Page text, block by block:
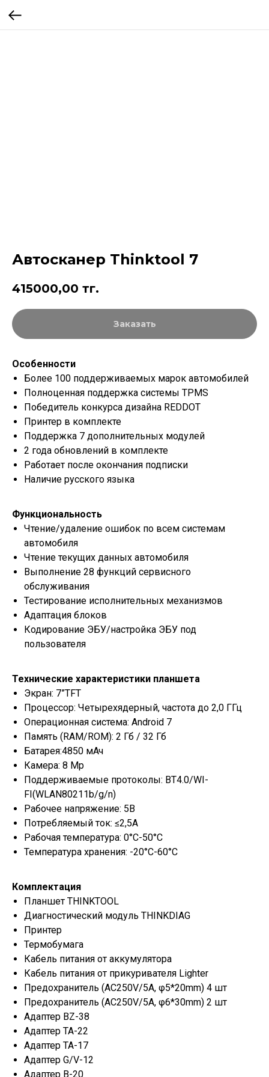
Автосканер Thinktool 7
415000,00 тг.
Заказать
Особенности
Более 100 поддерживаемых марок автомобилей
Полноценная поддержка системы TPMS
Победитель конкурса дизайна REDDOT
Принтер в комплекте
Поддержка 7 дополнительных модулей
2 года обновлений в комплекте
Работает после окончания подписки
Наличие русского языка
Функциональность
Чтение/удаление ошибок по всем системам
автомобиля
Чтение текущих данных автомобиля
Выполнение 28 функций сервисного
обслуживания
Тестирование исполнительных механизмов
Адаптация блоков
Кодирование ЭБУ/настройка ЭБУ под
пользователя
Технические характеристики планшета
Экран: 7”TFT
Процессор: Четырехядерный, частота до 2,0 ГГц
Операционная система: Android 7
Память (RAM/ROM): 2 Гб / 32 Гб
Батарея:4850 мАч
Камера: 8 Mp
Поддерживаемые протоколы: BT4.0/WI-
FI(WLAN80211b/g/n)
Рабочее напряжение: 5В
Потребляемый ток: ≤2,5А
Рабочая температура: 0°С-50°С
Температура хранения: -20°С-60°С
Комплектация
Планшет THINKTOOL
Диагностический модуль THINKDIAG
Принтер
Термобумага
Кабель питания от аккумулятора
Кабель питания от прикуривателя Lighter
Предохранитель (AC250V/5A, φ5*20mm) 4 шт
Предохранитель (AC250V/5A, φ6*30mm) 2 шт
Адаптер BZ-38
Адаптер TA-22
Адаптер TA-17
Адаптер G/V-12
Адаптер B-20